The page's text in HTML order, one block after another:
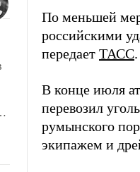
По меньшей
российскими
передает ТАСС.
В конце июля
перевозил
румынского
экипажем и